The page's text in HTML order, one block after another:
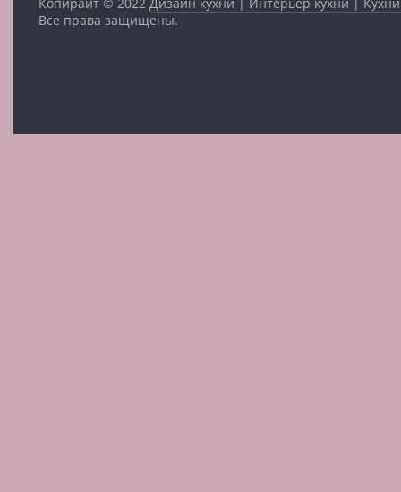
Все права защищены.